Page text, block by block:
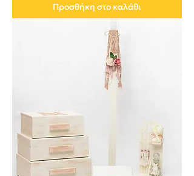
Προσθήκη στο καλάθι